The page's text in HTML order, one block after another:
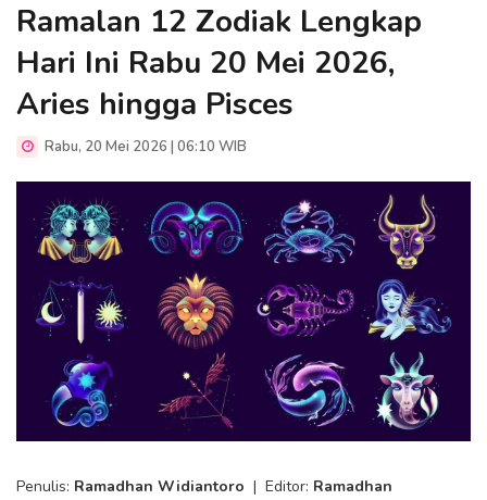
Ramalan 12 Zodiak Lengkap
Hari Ini Rabu 20 Mei 2026,
Aries hingga Pisces
Rabu, 20 Mei 2026 | 06:10 WIB
Penulis: Ramadhan Widiantoro | Editor: Ramadhan